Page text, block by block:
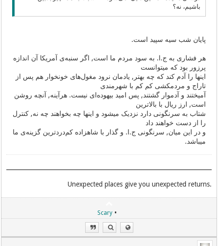
باشیم، نه؟
پایان شب سیه سپید است.
هر فشاری به ج.ا. به سود مردم ما است, اگر سنبه‌ی آمریکا آن اندازه
پرزور بود که میتوانست
اینها را آدم کند که چه بهتر, یادمان نرود مغول‌های خونخوار هم پس از
تاراج و مردمکشی کم کم با شهرمندی
آمیختند و آدموار گشتند, پس امید بیهوده‌ای نیست. هرآینه, آنچه روشن
است, ارز ریال با بالاترین
شتاب به سرنگونی دارد نزدیک میشود و اینها چه بخواهند چه نه, کنترل
را از دست خواهند داد
و در این میان, سرنگونی ج.ا. و گذار با شاهزاده کم‌دردترین گزینه‌ی ما
میباشد.
.Unexpected places give you unexpected returns
•
Scary